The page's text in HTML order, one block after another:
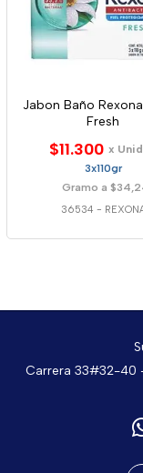
Jabon Baño Rexona
Fresh
$11.300 x
3x110gr
Gramo a
36534 -
Carrera 33#32-40